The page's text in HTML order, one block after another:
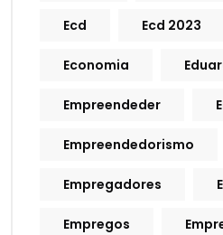
Ecd Ecd 2023
Economia
Empreendeder
Empreendedorismo
Empregadores
Empregos